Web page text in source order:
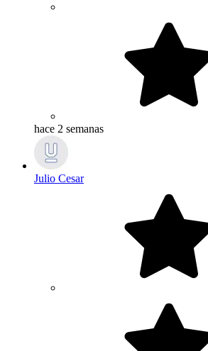
hace 2 semanas
Julio Cesar